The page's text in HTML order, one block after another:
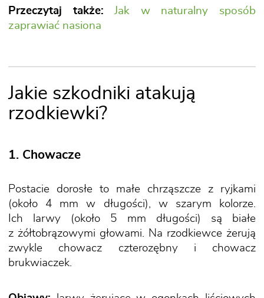
Przeczytaj także:
Jak w naturalny sposób
zaprawiać nasiona
Jakie szkodniki atakują
rzodkiewki?
1. Chowacze
Postacie dorosłe to małe chrząszcze z ryjkami
(około 4 mm w długości), w szarym kolorze.
Ich larwy (około 5 mm długości) są białe
z żółtobrązowymi głowami. Na rzodkiewce żerują
zwykle chowacz czterozębny i chowacz
brukwiaczek.